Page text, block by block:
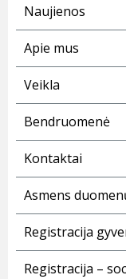
Naujienos
Apie mus
Veikla
Bendruomenė
Kontaktai
Asmens
Registracija
Registracija –